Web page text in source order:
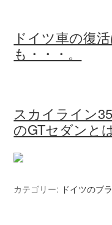
ドイツ車の復
も・・・。
スカイライン
のGTセダンと
カテゴリー: ドイツのブ